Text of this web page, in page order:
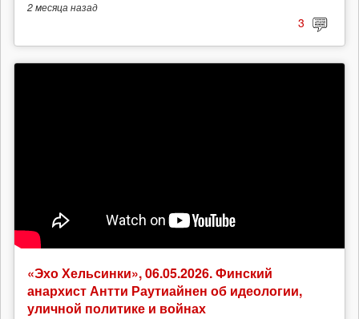
2 месяцаназад
3
«Эхо Хельсинки», 06.05.2026. Финский
анархист Антти Раутиайнен об идеологии,
уличной политике и войнах